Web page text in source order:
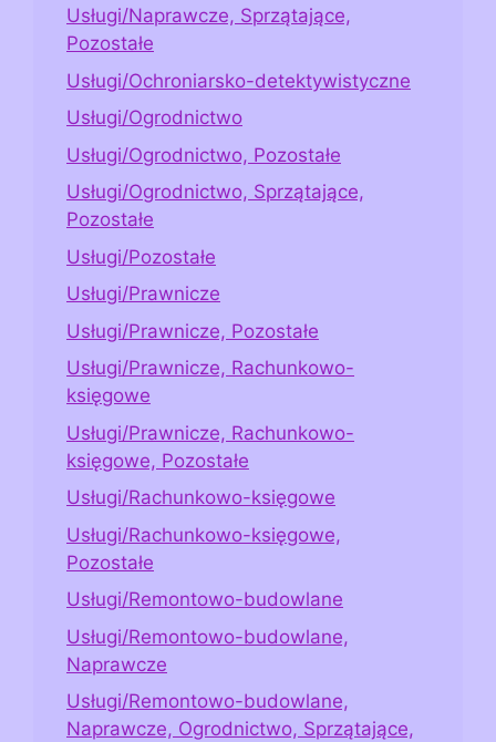
Usługi/Naprawcze, Sprzątające,
Pozostałe
Usługi/Ochroniarsko-detektywistyczne
Usługi/Ogrodnictwo
Usługi/Ogrodnictwo, Pozostałe
Usługi/Ogrodnictwo, Sprzątające,
Pozostałe
Usługi/Pozostałe
Usługi/Prawnicze
Usługi/Prawnicze, Pozostałe
Usługi/Prawnicze, Rachunkowo-
księgowe
Usługi/Prawnicze, Rachunkowo-
księgowe, Pozostałe
Usługi/Rachunkowo-księgowe
Usługi/Rachunkowo-księgowe,
Pozostałe
Usługi/Remontowo-budowlane
Usługi/Remontowo-budowlane,
Naprawcze
Usługi/Remontowo-budowlane,
Naprawcze, Ogrodnictwo, Sprzątające,